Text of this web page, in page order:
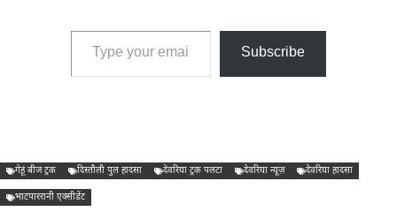
Type your email…
Subscribe
गेहूं बीज ट्रक दिस्तौली पुल हादसा देवरिया ट्रक पलटा देवरिया न्यूज़ देवरिया हादसा
भाटपाररानी एक्सीडेंट